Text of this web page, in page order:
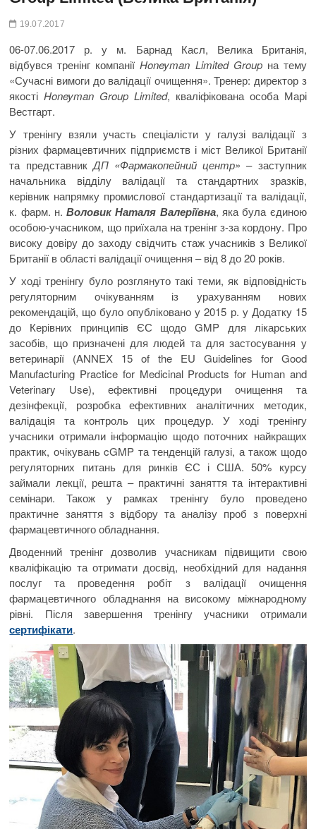
19.07.2017
06-07.06.2017 р. у м. Барнад Касл, Велика Британія,
відбувся тренінг компаніїHoneyman Limited Groupна тему
«Сучасні вимоги до валідації очищення». Тренер: директор з
якостіHoneyman Group Limited, кваліфікована особа Марі
Вестгарт.
У тренінгу взяли участь спеціалісти у галузі валідації з
різних фармацевтичних підприємств і міст Великої Британії
та представник ДП «Фармакопейний центр» – заступник
начальника відділу валідації та стандартних зразків,
керівник напрямку промислової стандартизації та валідації,
к. фарм. н.Воловик Наталя Валеріївна, яка була єдиною
особою-учасником, що приїхала на тренінг з-за кордону. Про
високу довіру до заходу свідчить стаж учасників з Великої
Британії в області валідації очищення – від 8 до 20 років.
У ході тренінгу було розглянуто такі теми, як відповідність
регуляторним очікуванням із урахуванням нових
рекомендацій, що було опубліковано у 2015 р. у Додатку 15
до Керівних принципів ЄС щодо GMP для лікарських
засобів, що призначені для людей та для застосування у
ветеринарії (ANNEX 15 of the EU Guidelines for Good
Manufacturing Practice for Medicinal Products for Human and
Veterinary Use), ефективні процедури очищення та
дезінфекції, розробка ефективних аналітичних методик,
валідація та контроль цих процедур. У ході тренінгу
учасники отримали інформацію щодо поточних найкращих
практик, очікувань cGMP та тенденцій галузі, а також щодо
регуляторних питань для ринків ЄС і США. 50% курсу
займали лекції, решта – практичні заняття та інтерактивні
семінари. Також у рамках тренінгу було проведено
практичне заняття з відбору та аналізу проб з поверхні
фармацевтичного обладнання.
Дводенний тренінг дозволив учасникам підвищити свою
кваліфікацію та отримати досвід, необхідний для надання
послуг та проведення робіт з валідації очищення
фармацевтичного обладнання на високому міжнародному
рівні. Після завершення тренінгу учасники отримали
сертифікати.